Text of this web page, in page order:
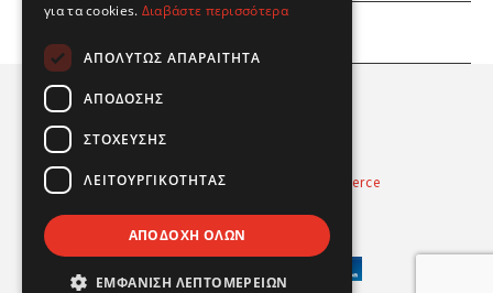
Powered byRadicode
nopCommerce
για τα cookies. Διαβάστε περισσότερα
ΑΠΟΛΎΤΩΣ ΑΠΑΡΑΊΤΗΤΑ
ΑΠΌΔΟΣΗΣ
ΣΤΌΧΕΥΣΗΣ
ΛΕΙΤΟΥΡΓΙΚΌΤΗΤΑΣ
ΑΠΟΔΟΧΉ ΌΛΩΝ
ΕΜΦΆΝΙΣΗ ΛΕΠΤΟΜΕΡΕΙΏΝ